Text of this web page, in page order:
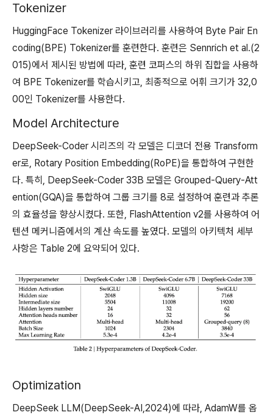
Tokenizer
HuggingFace Tokenizer 라이브러리를 사용하여 Byte Pair En
coding(BPE) Tokenizer를 훈련한다. 훈련은 Sennrich et al.(2
015)에서 제시된 방법에 따라, 훈련 코퍼스의 하위 집합을 사용하
여 BPE Tokenizer를 학습시키고, 최종적으로 어휘 크기가 32,0
00인 Tokenizer를 사용한다.
Model Architecture
DeepSeek-Coder 시리즈의 각 모델은 디코더 전용 Transform
er로, Rotary Position Embedding(RoPE)을 통합하여 구현한
다. 특히, DeepSeek-Coder 33B 모델은 Grouped-Query-Att
ention(GQA)을 통합하여 그룹 크기를 8로 설정하여 훈련과 추론
의 효율성을 향상시켰다. 또한, FlashAttention v2를 사용하여 어
텐션 메커니즘에서의 계산 속도를 높였다. 모델의 아키텍처 세부
사항은 Table 2에 요약되어 있다.
Optimization
DeepSeek LLM(DeepSeek-AI,2024)에 따라, AdamW를 옵